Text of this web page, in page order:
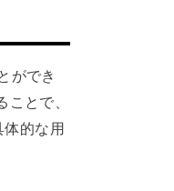
ができ
とで、
的な用